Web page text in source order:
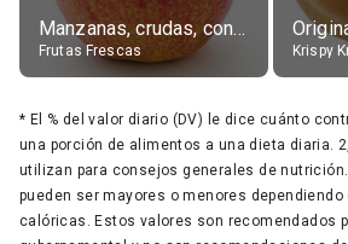
Manzanas, crudas, con piel
Frutas Frescas Krispy
* El % del valor diario (DV) le dice cuánto
una porción de alimentos a una dieta diaria.
utilizan para consejos generales de
pueden ser mayores o menores
calóricas. Estos valores son recomendados